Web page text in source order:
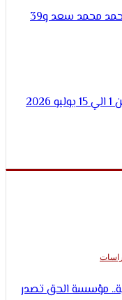
محكمة الجنايات تؤجل محاكمة أحمد محمد سعد و39
الحق تصدر